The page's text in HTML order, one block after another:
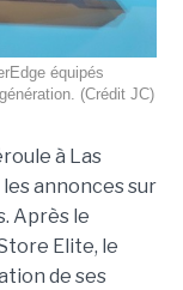
équipés
(Crédit JC)
à Las
les annonces sur
Après le
Elite, le
de ses